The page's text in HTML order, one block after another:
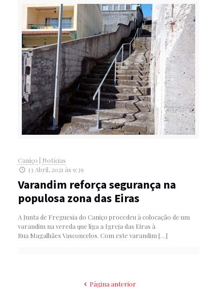
Caniço
Notícias
13 Abril, 2021 às 9:39
Varandim reforça segurança na
populosa zona das Eiras
A Junta de Freguesia do Caniço procedeu à colocação de um
varandim na vereda que liga a Igreja das Eiras à
Rua Magalhães Vasconcelos. Com este varandim […]
Página anterior